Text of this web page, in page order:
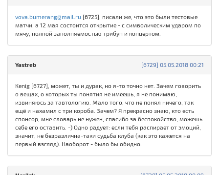
vova.bumerang@mail.ru [6725], писали же, что это были тестовые
матчи, а 12 мая состоится открытие - с символическим ударом по
мячу, полной заполняемостью трибун и концертом.
[6729] 05.05.2018 00:21
Yastreb
Kenig [6727], может, ты и дурак, но я-то точно нет. Зачем говорить
о вещах, о которых ты понятия не имеешь, я не понимаю,
извиняюсь за тавтологию. Мало того, что не понял ничего, так
ещё и нахамил с три короба. Зачем? Я прекрасно знаю, кто есть
спонсор, мне словарь не нужен, спасибо за беспокойство, можешь
себе его оставить. -) Одно радует: если тебя распирает от эмоций,
значит, не безразлична-таки судьба клуба (как это кажется на
первый взгляд). Наоборот - было бы обидно.